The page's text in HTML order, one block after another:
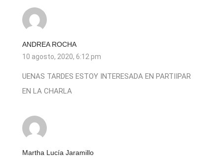
ANDREA ROCHA
10 agosto, 2020, 6:12 pm
UENAS TARDES ESTOY INTERESADA EN PARTIIPAR
EN LA CHARLA
Martha Lucía Jaramillo